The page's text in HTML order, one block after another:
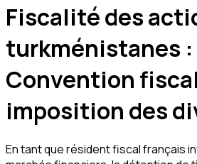
Fiscalité des
turkménistanes :
Convention
imposition des
En tant que résident fiscal français